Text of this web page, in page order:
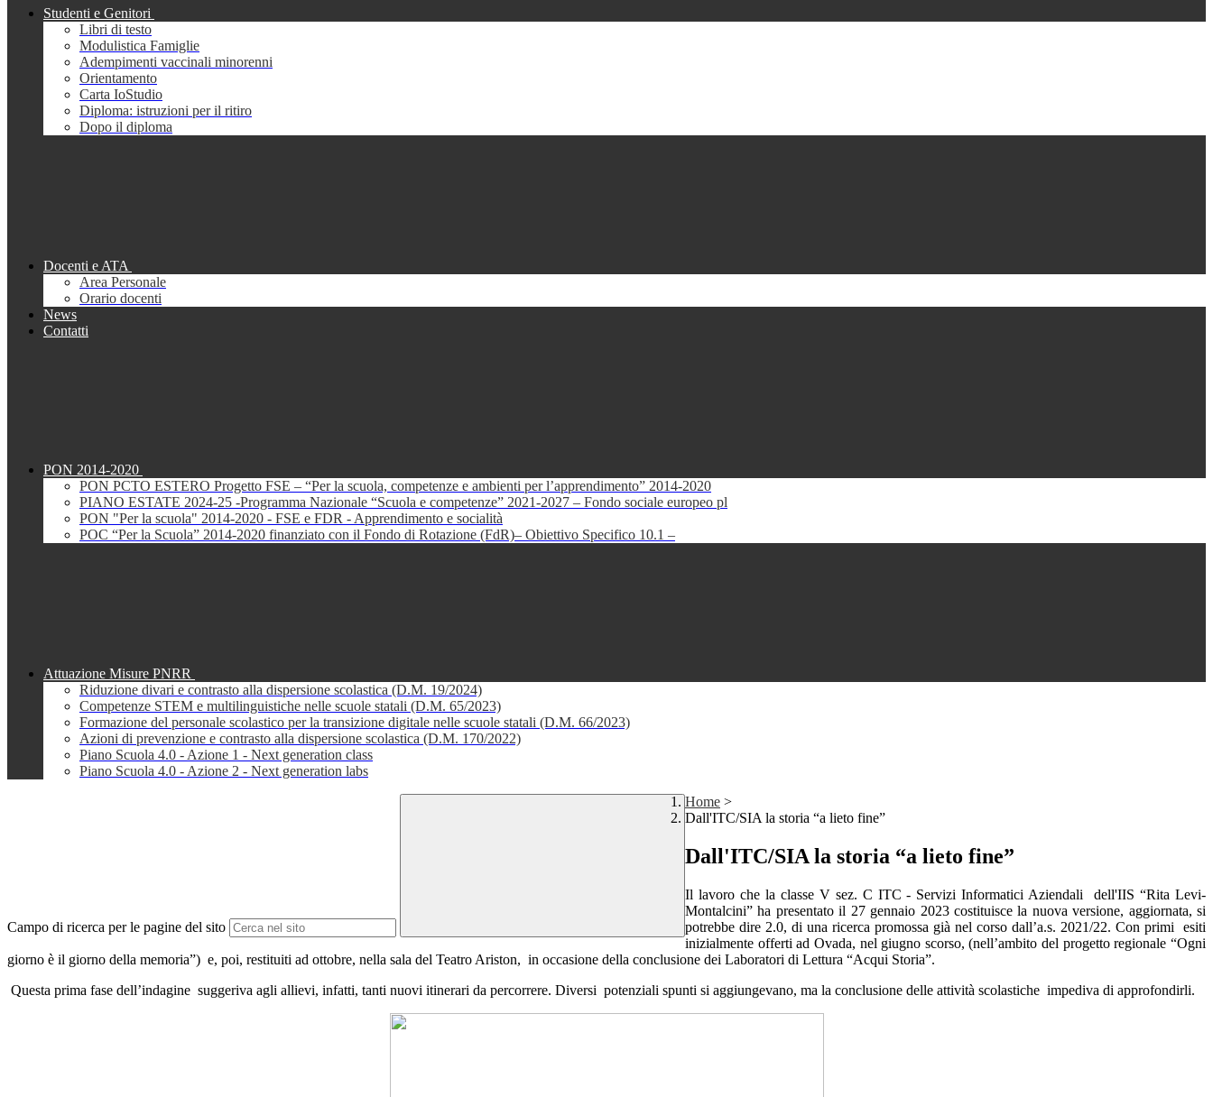
Studenti e Genitori
Libri di testo
Modulistica Famiglie
Adempimenti vaccinali minorenni
Orientamento
Carta IoStudio
Diploma: istruzioni per il ritiro
Dopo il diploma
Docenti e ATA
Area Personale
Orario docenti
News
Contatti
PON 2014-2020
PON PCTO ESTERO Progetto FSE – “Per la scuola, competenze e ambienti per l’apprendimento” 2014-2020
PIANO ESTATE 2024-25 -Programma Nazionale “Scuola e competenze” 2021-2027 – Fondo sociale europeo pl
PON "Per la scuola" 2014-2020 - FSE e FDR - Apprendimento e socialità
POC “Per la Scuola” 2014-2020 finanziato con il Fondo di Rotazione (FdR)– Obiettivo Specifico 10.1 –
Attuazione Misure PNRR
Riduzione divari e contrasto alla dispersione scolastica (D.M. 19/2024)
Competenze STEM e multilinguistiche nelle scuole statali (D.M. 65/2023)
Formazione del personale scolastico per la transizione digitale nelle scuole statali (D.M. 66/2023)
Azioni di prevenzione e contrasto alla dispersione scolastica (D.M. 170/2022)
Piano Scuola 4.0 - Azione 1 - Next generation class
Piano Scuola 4.0 - Azione 2 - Next generation labs
Campo di ricerca per le pagine del sito
Home >
Dall'ITC/SIA la storia “a lieto fine”
Dall'ITC/SIA la storia “a lieto fine”
Il lavoro che la classe V sez. C ITC - Servizi Informatici Aziendali
dell'IIS “Rita Levi-
Montalcini” ha presentato il 27 gennaio 2023 costituisce la nuova versione, aggiornata, si
potrebbe dire 2.0, di una ricerca promossa già nel corso dall’a.s. 2021/22. Con primi
esiti
inizialmente offerti ad Ovada, nel giugno scorso, (nell’ambito del progetto regionale “Ogni
giorno è il giorno della memoria”) e, poi, restituiti ad ottobre, nella sala del Teatro Ariston, in occasione della conclusione dei Laboratori di Lettura “Acqui Storia”.
Questa prima fase dell’indagine suggeriva agli allievi, infatti, tanti nuovi itinerari da percorrere. Diversi potenziali spunti si aggiungevano, ma la conclusione delle attività scolastiche impediva di approfondirli.